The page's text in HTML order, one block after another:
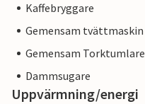
Kaffebryggare
Gemensam tvättmaskin
Gemensam Torktumlare
Dammsugare
Uppvärmning/energi